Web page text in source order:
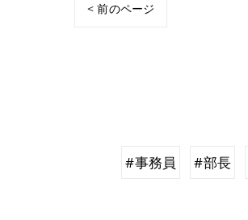
< 前のページ
#事務員 #部長